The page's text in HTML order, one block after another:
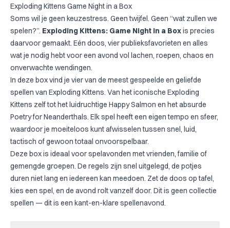
Exploding Kittens Game Night in a Box
Soms wil je geen keuzestress. Geen twijfel. Geen “wat zullen we
spelen?”. Exploding Kittens: Game Night in a Boxis precies
daarvoor gemaakt. Eén doos, vier publieksfavorieten en alles
wat je nodig hebt voor een avond vol lachen, roepen, chaos en
onverwachte wendingen.
In deze box vind je vier van de meest gespeelde en geliefde
spellen van Exploding Kittens. Van het iconische Exploding
Kittens zelf tot het luidruchtige Happy Salmon en het absurde
Poetry for Neanderthals. Elk spel heeft een eigen tempo en sfeer,
waardoor je moeiteloos kunt afwisselen tussen snel, luid,
tactisch of gewoon totaal onvoorspelbaar.
Deze box is ideaal voor spelavonden met vrienden, familie of
gemengde groepen. De regels zijn snel uitgelegd, de potjes
duren niet lang en iedereen kan meedoen. Zet de doos op tafel,
kies een spel, en de avond rolt vanzelf door. Dit is geen collectie
spellen — dit is een kant-en-klare spellenavond.